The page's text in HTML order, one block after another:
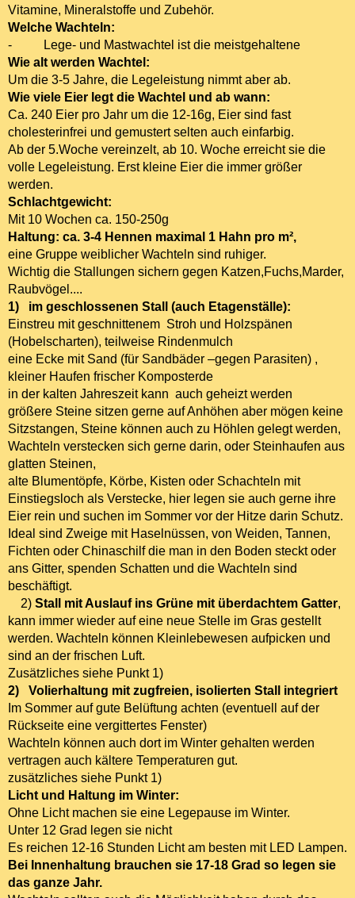
Vitamine, Mineralstoffe und Zubehör.
Welche Wachteln:
- Lege- und Mastwachtel ist die meistgehaltene
Wie alt werden Wachtel:
Um die 3-5 Jahre, die Legeleistung nimmt aber ab.
Wie viele Eier legt die Wachtel und ab wann:
Ca. 240 Eier pro Jahr um die 12-16g, Eier sind fast
cholesterinfrei und gemustert selten auch einfarbig.
Ab der 5.Woche vereinzelt, ab 10. Woche erreicht sie die
volle Legeleistung. Erst kleine Eier die immer größer
werden.
Schlachtgewicht:
Mit 10 Wochen ca. 150-250g
Haltung: ca. 3-4 Hennen maximal 1 Hahn pro m²,
eine Gruppe weiblicher Wachteln sind ruhiger.
Wichtig die Stallungen sichern gegen Katzen,Fuchs,Marder,
Raubvögel....
1) im geschlossenen Stall (auch Etagenställe):
Einstreu mit geschnittenem Stroh und Holzspänen
(Hobelscharten), teilweise Rindenmulch
eine Ecke mit Sand (für Sandbäder –gegen Parasiten) ,
kleiner Haufen frischer Komposterde
in der kalten Jahreszeit kann auch geheizt werden
größere Steine sitzen gerne auf Anhöhen aber mögen keine
Sitzstangen, Steine können auch zu Höhlen gelegt werden,
Wachteln verstecken sich gerne darin, oder Steinhaufen aus
glatten Steinen,
alte Blumentöpfe, Körbe, Kisten oder Schachteln mit
Einstiegsloch als Verstecke, hier legen sie auch gerne ihre
Eier rein und suchen im Sommer vor der Hitze darin Schutz.
Ideal sind Zweige mit Haselnüssen, von Weiden, Tannen,
Fichten oder Chinaschilf die man in den Boden steckt oder
ans Gitter, spenden Schatten und die Wachteln sind
beschäftigt.
2) Stall mit Auslauf ins Grüne mit überdachtem Gatter,
kann immer wieder auf eine neue Stelle im Gras gestellt
werden. Wachteln können Kleinlebewesen aufpicken und
sind an der frischen Luft.
Zusätzliches siehe Punkt 1)
2) Volierhaltung mit zugfreien, isolierten Stall integriert
Im Sommer auf gute Belüftung achten (eventuell auf der
Rückseite eine vergittertes Fenster)
Wachteln können auch dort im Winter gehalten werden
vertragen auch kältere Temperaturen gut.
zusätzliches siehe Punkt 1)
Licht und Haltung im Winter:
Ohne Licht machen sie eine Legepause im Winter.
Unter 12 Grad legen sie nicht
Es reichen 12-16 Stunden Licht am besten mit LED Lampen.
Bei Innenhaltung brauchen sie 17-18 Grad so legen sie
das ganze Jahr.